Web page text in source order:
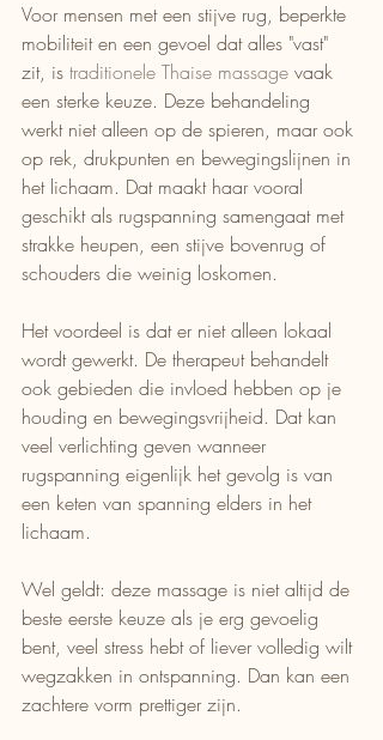
Voor mensen met een stijve rug, beperkte
mobiliteit en een gevoel dat alles "vast"
zit, is traditionele Thaise massage vaak
een sterke keuze. Deze behandeling
werkt niet alleen op de spieren, maar ook
op rek, drukpunten en bewegingslijnen in
het lichaam. Dat maakt haar vooral
geschikt als rugspanning samengaat met
strakke heupen, een stijve bovenrug of
schouders die weinig loskomen.
Het voordeel is dat er niet alleen lokaal
wordt gewerkt. De therapeut behandelt
ook gebieden die invloed hebben op je
houding en bewegingsvrijheid. Dat kan
veel verlichting geven wanneer
rugspanning eigenlijk het gevolg is van
een keten van spanning elders in het
lichaam.
Wel geldt: deze massage is niet altijd de
beste eerste keuze als je erg gevoelig
bent, veel stress hebt of liever volledig wilt
wegzakken in ontspanning. Dan kan een
zachtere vorm prettiger zijn.